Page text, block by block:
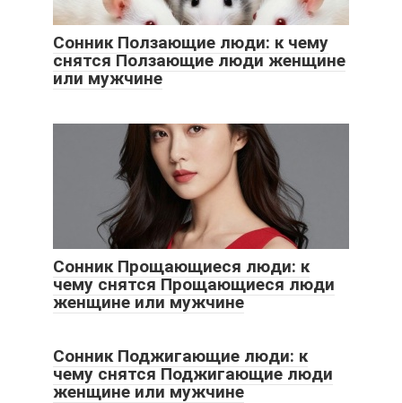
Сонник Ползающие люди: к чему
снятся Ползающие люди женщине
или мужчине
Сонник Прощающиеся люди: к
чему снятся Прощающиеся люди
женщине или мужчине
Сонник Поджигающие люди: к
чему снятся Поджигающие люди
женщине или мужчине